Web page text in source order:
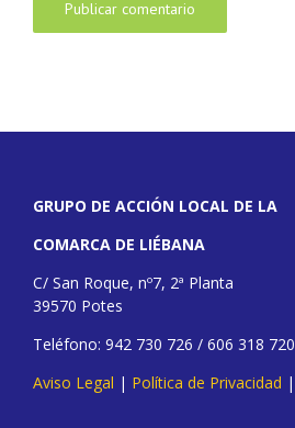
GRUPO DE ACCIÓN LOCAL DE LA
COMARCA DE LIÉBANA
C/ San Roque, nº7, 2ª Planta
39570 Potes
Teléfono: 942 730 726 / 606 318 720
Aviso Legal | Política de Privacidad |